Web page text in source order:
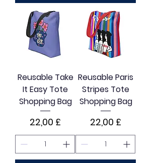
Reusable Take
It Easy Tote
Shopping Bag
Pris
22,00 £
Reusable Paris
Stripes Tote
Shopping Bag
Pris
22,00 £